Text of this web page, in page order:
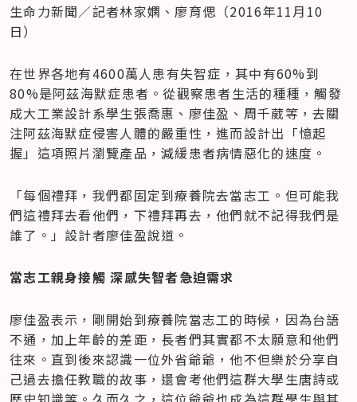
生命力新聞／記者林家嫻、廖育偲（2016年11月10
日）
在世界各地有4600萬人患有失智症，其中有60%到
80%是阿茲海默症患者。從觀察患者生活的種種，觸發
成大工業設計系學生張喬惠、廖佳盈、周千葳等，去關
注阿茲海默症侵害人體的嚴重性，進而設計出「憶起
握」這項照片瀏覽產品，減緩患者病情惡化的速度。
「每個禮拜，我們都固定到療養院去當志工。但可能我
們這禮拜去看他們，下禮拜再去，他們就不記得我們是
誰了。」設計者廖佳盈說道。
當志工親身接觸 深感失智者急迫需求
廖佳盈表示，剛開始到療養院當志工的時候，因為台語
不通，加上年齡的差距，長者們其實都不太願意和他們
往來。直到後來認識一位外省爺爺，他不但樂於分享自
己過去擔任教職的故事，還會考他們這群大學生唐詩或